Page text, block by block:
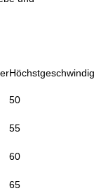
50
55
60
65